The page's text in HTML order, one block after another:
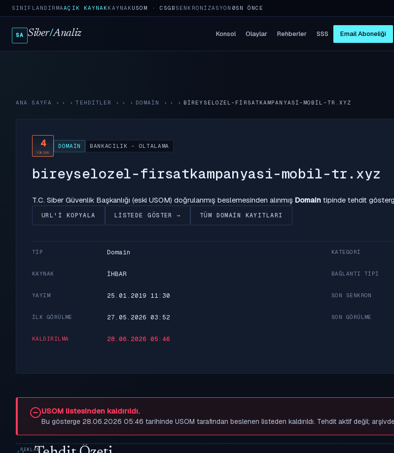
SINIFLANDIRMAAÇIK KAYNAKKAYNAKUSOM · CSGB SENKRONIZASYON 5SN ÖNCE
SA Siber/Analiz Konsol Olaylar Rehberler SSS Email Aboneliği
ANA SAYFA › TEHDITLER › DOMAIN › BIREYSELOZEL-FIRSATKAMPANYASI-MOBIL-TR.XYZ
4
YÜKSEK
DOMAIN BANKACILIK - OLTALAMA
bireyselozel-firsatkampanyasi-mobil-tr.xyz
T.C. Siber Güvenlik Başkanlığı (eski USOM) doğrulanmış beslemesinden alınmış Domain tipinde tehdit
URL'I KOPYALA LISTEDE GÖSTER → TÜM DOMAIN KAYITLARI
TIP Domain KATEGORI
KAYNAK İHBAR BAĞLANTI TIPI
YAYIM 25.01.2019 11:30 SON SENKRON
İLK GÖRÜLME 27.05.2026 03:52 SON GÖRÜLME
KALDIRILMA 28.06.2026 05:46
USOM listesinden kaldırıldı.
Bu gösterge 28.06.2026 05:46 tarihinde USOM tarafından beslenen listeden kaldırıldı. Tehdit aktif değil;